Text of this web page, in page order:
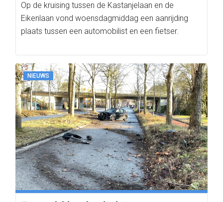
Op de kruising tussen de Kastanjelaan en de
Eikenlaan vond woensdagmiddag een aanrijding
plaats tussen een automobilist en een fietser.
NIEUWS